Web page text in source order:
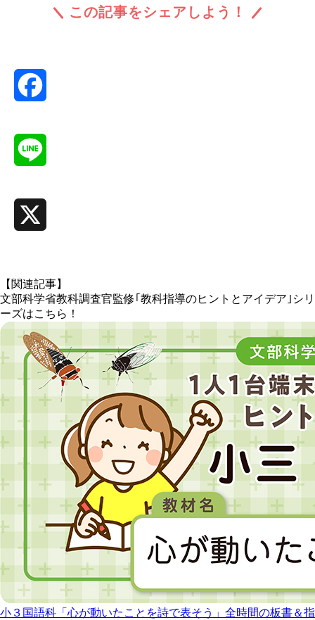
この記事をシェアしよう！
【関連記事】
文部科学省教科調査官監修｢教科指導のヒントとアイデア｣シリ
ーズはこちら！
小３国語科「心が動いたことを詩で表そう」全時間の板書＆指